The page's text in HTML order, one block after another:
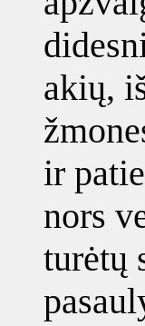
akių,
ir
nors
turėtų